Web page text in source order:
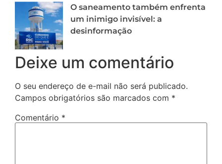
O saneamento também enfrenta
um inimigo invisível: a
desinformação
Deixe um comentário
O seu endereço de e-mail não será publicado.
Campos obrigatórios são marcados com *
Comentário *